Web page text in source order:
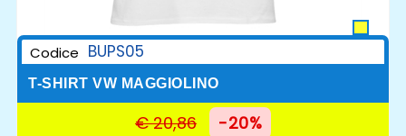
Codice BUPS05
T-SHIRT VW MAGGIOLINO
€ 20,86 -20%